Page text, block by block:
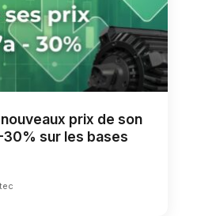
prix de son
30% sur les bases